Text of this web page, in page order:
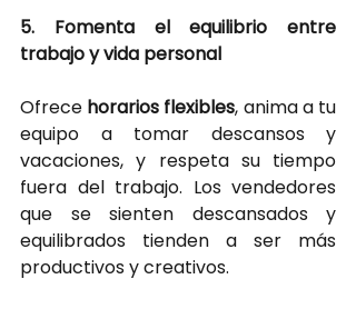
5. Fomenta el equilibrio entre
trabajo y vida personal
Ofrece horarios flexibles, anima a tu
equipo a tomar descansos y
vacaciones, y respeta su tiempo
fuera del trabajo. Los vendedores
que se sienten descansados y
equilibrados tienden a ser más
productivos y creativos.